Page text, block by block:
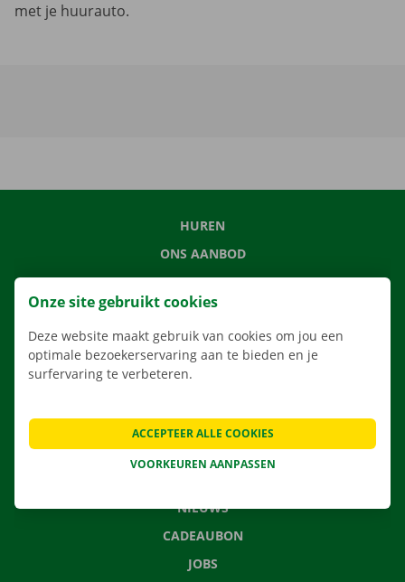
met je huurauto.
HUREN
ONS AANBOD
ONZE DIENSTEN
LOCATIES
APP
VERHUISOPLOSSINGEN
CONTACTEER ONS
NIEUWS
CADEAUBON
JOBS
Onze site gebruikt cookies
Deze website maakt gebruik van cookies om jou een
optimale bezoekerservaring aan te bieden en je
surfervaring te verbeteren.
VOORKEUREN AANPASSEN
ACCEPTEER ALLE COOKIES